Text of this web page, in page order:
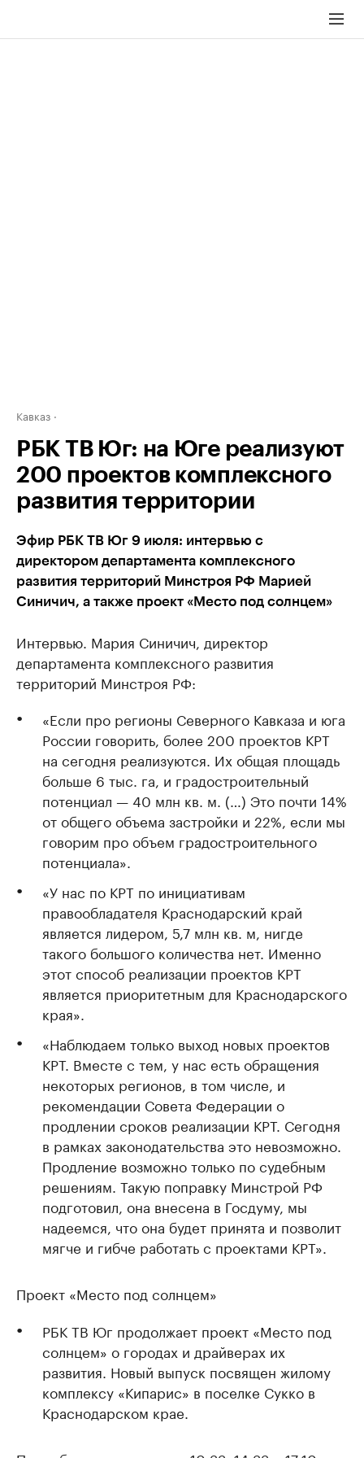
Кавказ
РБК ТВ Юг: на Юге реализуют
200 проектов комплексного
развития территории
Эфир РБК ТВ Юг 9 июля: интервью с
директором департамента комплексного
развития территорий Минстроя РФ Марией
Синичич, а также проект «Место под солнцем»
Интервью. Мария Синичич, директор
департамента комплексного развития
территорий Минстроя РФ:
«Если про регионы Северного Кавказа и юга
России говорить, более 200 проектов КРТ
на сегодня реализуются. Их общая площадь
больше 6 тыс. га, и градостроительный
потенциал — 40 млн кв. м. (…) Это почти 14%
от общего объема застройки и 22%, если мы
говорим про объем градостроительного
потенциала».
«У нас по КРТ по инициативам
правообладателя Краснодарский край
является лидером, 5,7 млн кв. м, нигде
такого большого количества нет. Именно
этот способ реализации проектов КРТ
является приоритетным для Краснодарского
края».
«Наблюдаем только выход новых проектов
КРТ. Вместе с тем, у нас есть обращения
некоторых регионов, в том числе, и
рекомендации Совета Федерации о
продлении сроков реализации КРТ. Сегодня
в рамках законодательства это невозможно.
Продление возможно только по судебным
решениям. Такую поправку Минстрой РФ
подготовил, она внесена в Госдуму, мы
надеемся, что она будет принята и позволит
мягче и гибче работать с проектами КРТ».
Проект «Место под солнцем»
РБК ТВ Юг продолжает проект «Место под
солнцем» о городах и драйверах их
развития. Новый выпуск посвящен жилому
комплексу «Кипарис» в поселке Сукко в
Краснодарском крае.